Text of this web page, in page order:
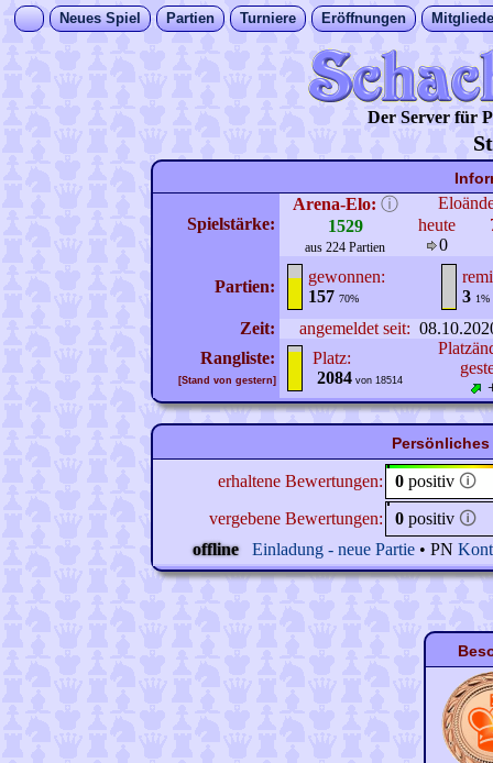
Neues Spiel Partien Turniere Eröffnungen
Der Server für
Spielstärke:
Arena-Elo: ⓘ
1529
aus 224 Partien
heute
0
Partien:
gewonnen:
157 70%
3 1%
Zeit: angemeldet seit:
Rangliste:
[Stand von gestern]
Platz:
2084 von 18514
erhaltene Bewertungen: 0 positiv 🛈
vergebene Bewertungen:
0 positiv 🛈
offline
Einladung - neue Partie • PN